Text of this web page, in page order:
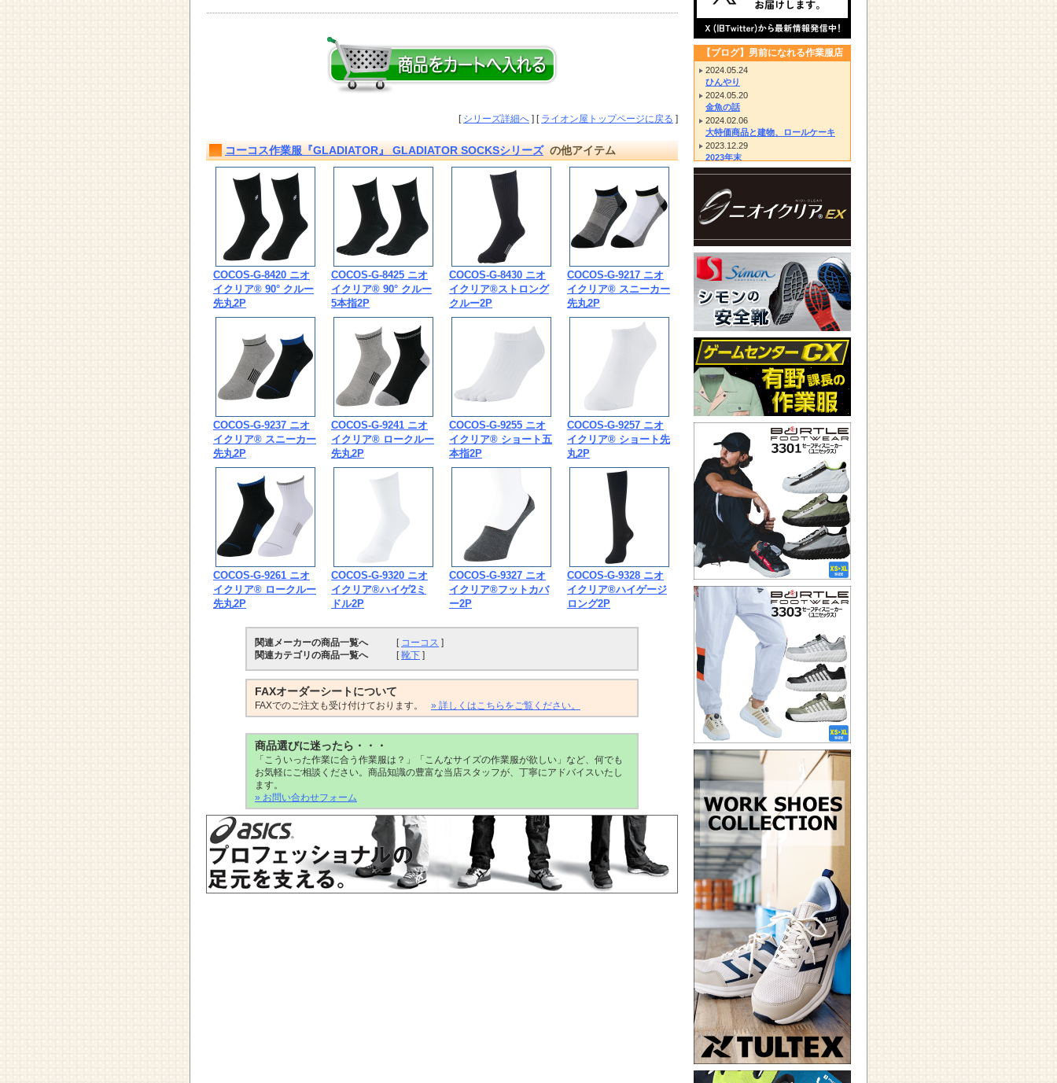
[ シリーズ詳細へ ] [ ライオン屋トップページに戻る ]
コーコス作業服『GLADIATOR』 GLADIATOR SOCKSシリーズの他アイテム
COCOS-G-8420 ニオ
イクリア® 90° クルー
先丸2P
COCOS-G-8425 ニオ
イクリア® 90° クルー
5本指2P
COCOS-G-8430 ニオ
イクリア®ストロング
クルー2P
COCOS-G-9217 ニオ
イクリア® スニーカー
先丸2P
COCOS-G-9237 ニオ
イクリア® スニーカー
先丸2P
COCOS-G-9241 ニオ
イクリア® ロークルー
先丸2P
COCOS-G-9255 ニオ
イクリア® ショート五
本指2P
COCOS-G-9257 ニオ
イクリア® ショート先
丸2P
COCOS-G-9261 ニオ
イクリア® ロークルー
先丸2P
COCOS-G-9320 ニオ
イクリア®ハイゲ2ミ
ドル2P
COCOS-G-9327 ニオ
イクリア®フットカバ
ー2P
COCOS-G-9328 ニオ
イクリア®ハイゲージ
ロング2P
関連メーカーの商品一覧へ [ コーコス ]
関連カテゴリの商品一覧へ
[靴下 ]
FAXオーダーシートについて
FAXでのご注文も受け付けております。 » 詳しくはこちらをご覧ください。
商品選びに迷ったら・・・
「こういった作業に合う作業服は？」「こんなサイズの作業服が欲しい」など、何でも
お気軽にご相談ください。商品知識の豊富な当店スタッフが、丁寧にアドバイスいたし
ます。
» お問い合わせフォーム
【ブログ】男前になれる作業服店
2024.05.24
ひんやり
2024.05.20
金魚の話
2024.02.06
大特価商品と建物、ロールケーキ
2023.12.29
2023年末
2023.12.14